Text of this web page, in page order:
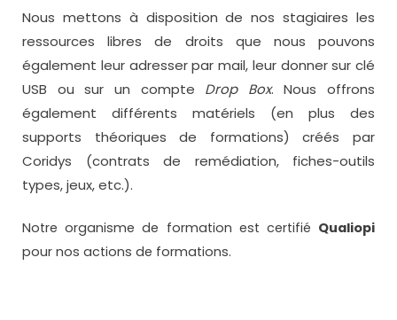
Nous mettons à disposition de nos stagiaires les
ressources libres de droits que nous pouvons
également leur adresser par mail, leur donner sur clé
USB ou sur un compte Drop Box. Nous offrons
également différents matériels (en plus des
supports théoriques de formations) créés par
Coridys (contrats de remédiation, fiches-outils
types, jeux, etc.).
Notre organisme de formation est certifié Qualiopi
pour nos actions de formations.